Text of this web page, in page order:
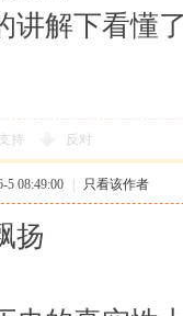
讲解下看懂
支持 反对
5 08:49:00 只看该作者
扬